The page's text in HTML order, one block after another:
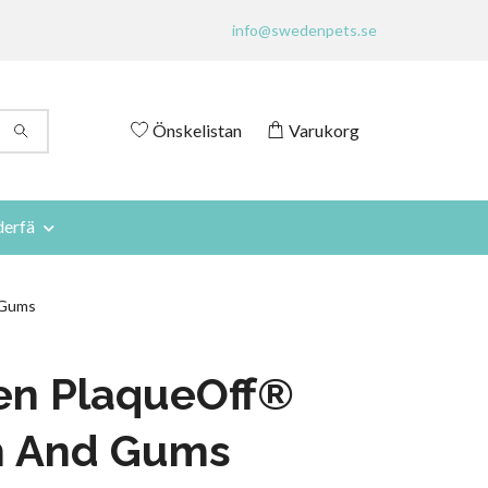
info@swedenpets.se
Önskelistan Varukorg
PlaqueOff®
And Gums